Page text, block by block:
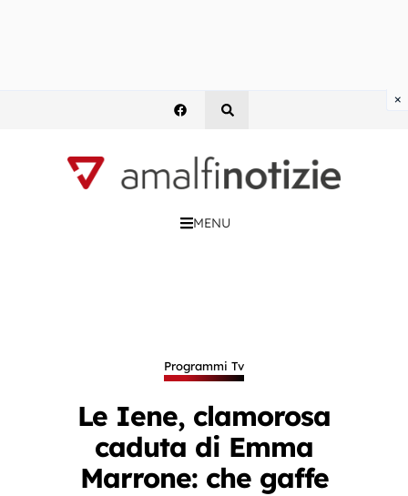
MENU
Programmi Tv
Le Iene, clamorosa
caduta di Emma
Marrone: che gaffe
×